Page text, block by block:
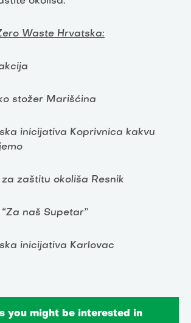
Waste Hrvatska:
stožer Marišćina
inicijativa Koprivnica kakvu
zaštitu okoliša Resnik
naš Supetar”
inicijativa Karlovac
you might be interested in